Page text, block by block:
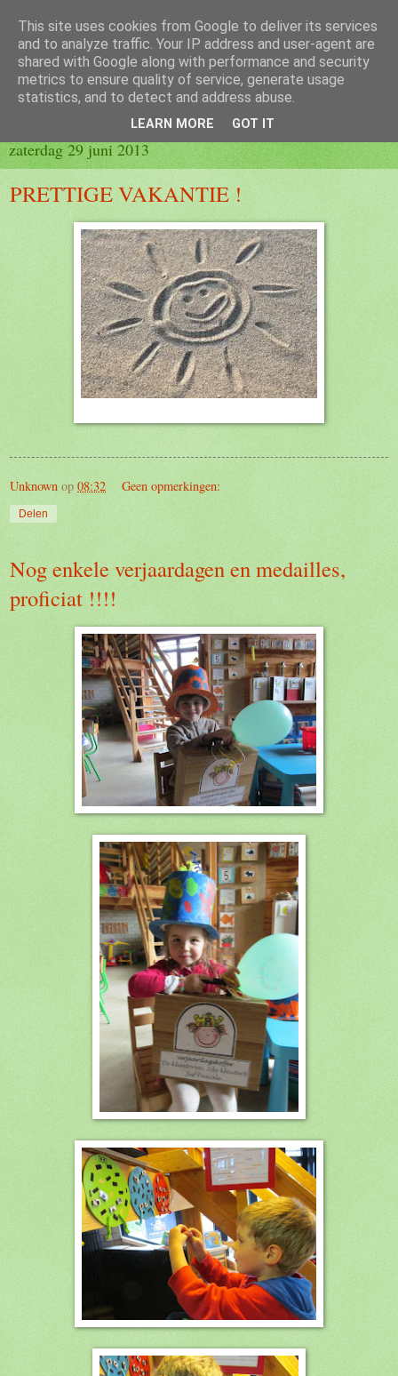
Blog 2de kleuter B
zaterdag 29 juni 2013
PRETTIGE VAKANTIE !
Unknown op 08:32 Geen opmerkingen:
Delen
Nog enkele verjaardagen en medailles,
proficiat !!!!
This site uses cookies from Google to deliver its services
and to analyze traffic. Your IP address and user-agent are
shared with Google along with performance and security
metrics to ensure quality of service, generate usage
statistics, and to detect and address abuse.
LEARN MORE GOT IT